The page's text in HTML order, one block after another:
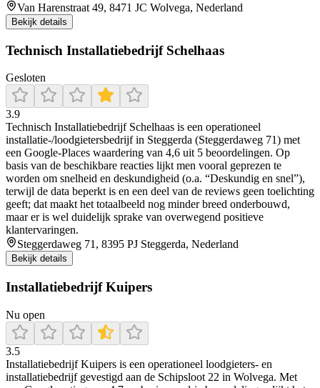
Van Harenstraat 49, 8471 JC Wolvega, Nederland
Bekijk details
Technisch Installatiebedrijf Schelhaas
Gesloten
3.9
Technisch Installatiebedrijf Schelhaas is een operationeel
installatie-/loodgietersbedrijf in Steggerda (Steggerdaweg 71) met
een Google-Places waardering van 4,6 uit 5 beoordelingen. Op
basis van de beschikbare reacties lijkt men vooral geprezen te
worden om snelheid en deskundigheid (o.a. “Deskundig en snel”),
terwijl de data beperkt is en een deel van de reviews geen toelichting
geeft; dat maakt het totaalbeeld nog minder breed onderbouwd,
maar er is wel duidelijk sprake van overwegend positieve
klantervaringen.
Steggerdaweg 71, 8395 PJ Steggerda, Nederland
Bekijk details
Installatiebedrijf Kuipers
Nu open
3.5
Installatiebedrijf Kuipers is een operationeel loodgieters- en
installatiebedrijf gevestigd aan de Schipsloot 22 in Wolvega. Met